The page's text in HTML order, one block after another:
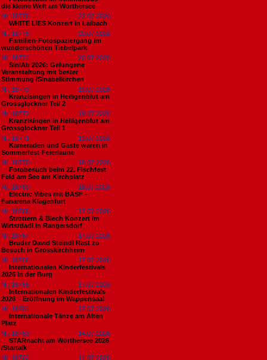
die kleine Welt am Wörthersee
Nr. 18776
22.07.2026
WHITE LIES Konzert in Laibach
Nr. 18775
20.07.2026
Familien-Fotospaziergang im
wunderschönen Tiebelpark
Nr. 18774
20.07.2026
SiniAir 2026: Gelungene
Veranstaltung mit bester
Stimmung /Sinabelkirchen
Nr. 18773
19.07.2026
Kranzlsingen in Heiligenblut am
Grossglockner Teil 2
Nr. 18772
19.07.2026
Kranzlsingen in Heiligenblut am
Grossglockner Teil 1
Nr. 18771
19.07.2026
Kameraden und Gäste waren in
Sommerfest-Feierlaune
Nr. 18770
18.07.2026
Fotobesuch beim 22. Fischfest
Feld am See am Kirchplatz
Nr. 18769
18.07.2026
Electric Vibes mit BASF -
Fanarena Klagenfurt
Nr. 18768
17.07.2026
Strottern & Blech Konzert im
Wirtstdadl in Rangersdorf
Nr. 18767
17.07.2026
Bruder David Steindl Rast zu
Besuch in Grosskirchheim
Nr. 18766
17.07.2026
Internationalen Kinderfestivals
2026 in der Burg
Nr. 18765
17.07.2026
Internationalen Kinderfestivals
2026 – Eröffnung im Wappensaal
Nr. 18764
17.07.2026
Internationale Tänze am Alten
Platz
Nr. 18763
14.07.2026
STARnacht am Wörthersee 2026
/Startalk
Nr. 18762
14.07.2026